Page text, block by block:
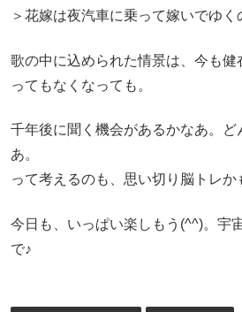
＞花嫁は夜汽車に乗って嫁いでゆ
歌の中に込められた情景は、今も健
ってもなくなっても。
千年後に聞く機会があるかなあ。ど
あ。
って考えるのも、思い切り脳トレか
今日も、いっぱい楽しもう(^^)。宇
で♪